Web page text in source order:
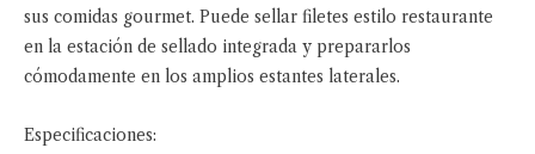
sus comidas gourmet. Puede sellar filetes estilo restaurante
en la estación de sellado integrada y prepararlos
cómodamente en los amplios estantes laterales.
Especificaciones: